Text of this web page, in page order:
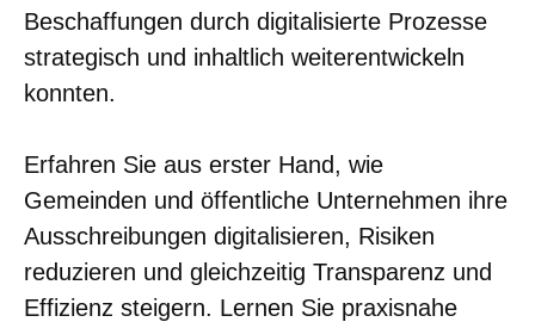
Beschaffungen durch digitalisierte Prozesse
strategisch und inhaltlich weiterentwickeln
konnten.
Erfahren Sie aus erster Hand, wie
Gemeinden und öffentliche Unternehmen ihre
Ausschreibungen digitalisieren, Risiken
reduzieren und gleichzeitig Transparenz und
Effizienz steigern. Lernen Sie praxisnahe